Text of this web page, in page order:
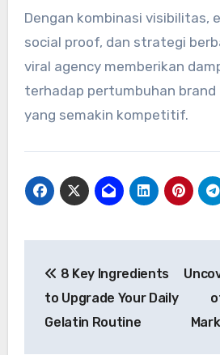
Dengan kombinasi visibilitas,
social proof, dan strategi
viral agency memberikan
terhadap pertumbuhan brand
yang semakin kompetitif.
navigation
8 Key Ingredients
to Upgrade Your Daily
Gelatin Routine